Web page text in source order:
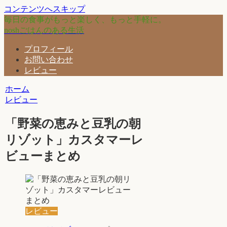
コンテンツへスキップ
毎日の食事がもっと楽しく、もっと手軽に。
noshごはんのある生活
プロフィール
お問い合わせ
レビュー
ホーム
レビュー
「野菜の恵みと豆乳の朝
リゾット」カスタマーレ
ビューまとめ
レビュー